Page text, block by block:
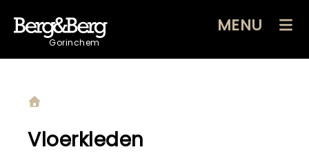
Gorinchem
MENU
Vloerkleden